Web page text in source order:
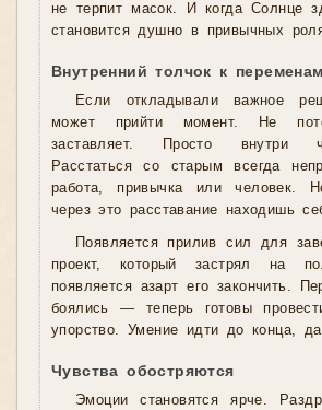
не терпит масок. И когда Солнце
становится душно в привычных
Внутренний толчок к переменам
Если откладывали важное
может прийти момент. Не
заставляет. Просто внутри
Расстаться со старым всегда
работа, привычка или человек.
через это расставание находишь
Появляется прилив сил для
проект, который застрял на
появляется азарт его закончить.
боялись — теперь готовы
упорство. Умение идти до конца,
Чувства обостряются
Эмоции становятся ярче.